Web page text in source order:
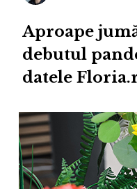
Aproape
debutul
datele